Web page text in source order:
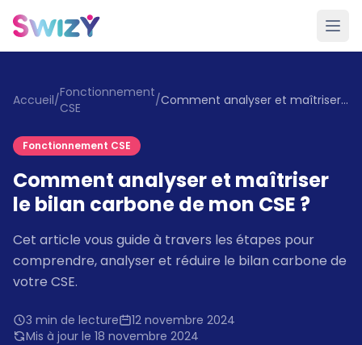
Accueil/Fonctionnement
CSE
/ Comment analyser et maîtriser le bilan carbone de mon CSE ?
Fonctionnement CSE
Comment analyser et maîtriser
le bilan carbone de mon CSE ?
Cet article vous guide à travers les étapes pour
comprendre, analyser et réduire le bilan carbone de
votre CSE.
3 min de lecture
12 novembre 2024
Mis à jour le 18 novembre 2024